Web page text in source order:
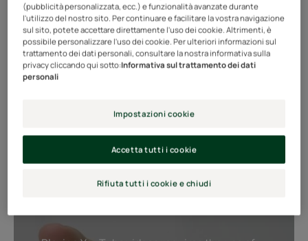
nell'innovazione.
Sempre più efficiente e facile da usare.
LA CADUTA DEI CAPELLI SI PUO’ CONTRASTARE!
TRIPHASIC PROGRESSIVE offre un approccio nuovo:
Questo nuovo trattamento Rene Furterer contro la
caduta dei capelli migliora il rinnovamento dei cicli
piliferi, agendo su ogni fase della vita dei capelli per
contrastare l’irrigidimento delle fibre.
(pubblicità personalizzata, ecc.) e funzionalità avanzate durante
l'utilizzo del nostro sito. Per continuare e facilitare la vostra navigazione
sul sito, potete accettare direttamente l'uso dei cookie. Altrimenti, è
possibile personalizzare l'uso dei cookie. Per ulteriori informazioni sul
trattamento dei dati personali, consultare la nostra informativa sulla
privacy cliccando qui sotto:Informativa sul trattamento dei dati
personali
Impostazioni cookie
Rifiuta tutti i cookie e chiudi
Accetta tutti i cookie